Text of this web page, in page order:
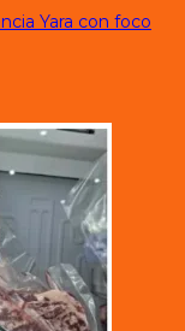
Yara con foco